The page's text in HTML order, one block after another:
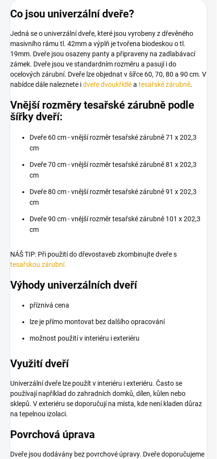
Co jsou univerzální dveře?
Jedná se o univerzální dveře, které jsou vyrobeny z dřevěného
masivního rámu tl. 42mm a výplň je tvořena biodeskou o tl.
19mm. Dveře jsou osazeny panty a připraveny na zadlabávací
zámek. Dveře jsou ve standardním rozměru a pasují i do
ocelových zárubní. Dveře lze objednat v šířce 60, 70, 80 a 90 cm. V
nabídce dále naleznete idveře dvoukřídléa tesařské zárubně.
Vnější rozměry tesařské zárubně podle
šířky dveří:
Dveře 60 cm - vnější rozměr tesařské zárubně 71 x 202,3
cm
Dveře 70 cm - vnější rozměr tesařské zárubně 81 x 202,3
cm
Dveře 80 cm - vnější rozměr tesařské zárubně 91 x 202,3
cm
Dveře 90 cm - vnější rozměr tesařské zárubně 101 x 202,3
cm
NÁŠ TIP: Při použití do dřevostaveb zkombinujte dveře s
tesařskou zárubní.
Výhody univerzálních dveří
příznivá cena
lze je přímo montovat bez dalšího opracování
možnost použití v interiéru i exteriéru
Využití dveří
Univerzální dveře lze použít v interiéru i exteriéru. Často se
používají například do zahradních domků, dílen, kůlen nebo
sklepů. V exteriéru se doporučují na místa, kde není kladen důraz
na tepelnou izolaci.
Povrchová úprava
Dveře jsou dodávány bez povrchové úpravy. Dveře doporučujeme